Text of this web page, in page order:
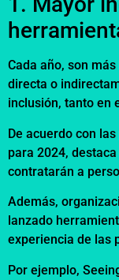
Cada año, son
directa o
inclusión, tanto en
De acuerdo con
para 2024,
contratarán a
Además,
lanzado
experiencia de las
Por ejemplo,